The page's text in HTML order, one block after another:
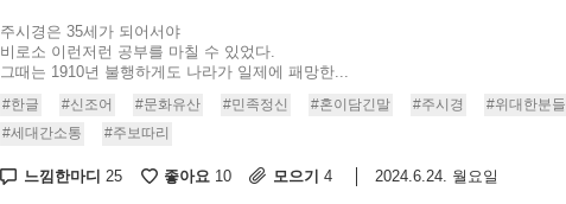
주시경은 35세가 되어서야
비로소 이런저런 공부를 마칠 수 있었다.
그때는 1910년 불행하게도 나라가 일제에 패망한...
#한글 #신조어 #문화유산 #민족정신 #혼이담긴말 #주시경
#위대한분들
#세대간소통
#주보따리
느낌한마디 25 좋아요 10 모으기 4 2024.6.24. 월요일